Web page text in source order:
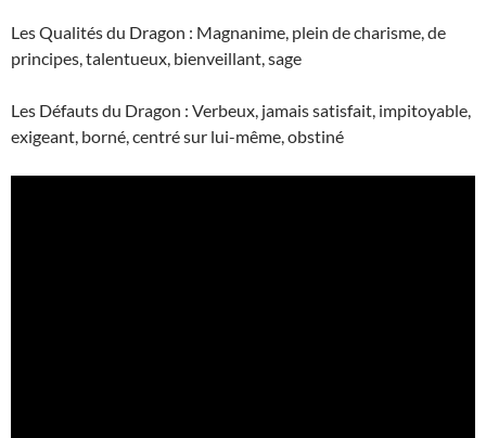
Les Qualités du Dragon : Magnanime, plein de charisme, de
principes, talentueux, bienveillant, sage
Les Défauts du Dragon : Verbeux, jamais satisfait, impitoyable,
exigeant, borné, centré sur lui-même, obstiné